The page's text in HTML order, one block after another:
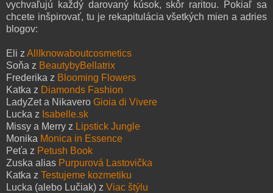
vychvaľujú každý darovaný kúsok, skôr raritou. Pokiaľ sa
chcete inšpirovať, tu je rekapitulácia všetkých mien a adries
blogov:
Eli z AllIknowaboutcosmetics
Soňa z BeautybyBellatrix
Frederika z Blooming Flowers
Katka z Diamonds Fashion
LadyZet a Nikavero Gioia di Vivere
Lucka z Isabelle.sk
Missy a Merry z Lipstick Jungle
Monika Monica in Essence
Peťa z Petush Book
Zuska alias Purpurová Lastovička
Katka z Testujeme kozmetiku
Lucka (alebo Lučiak) z Viac štýlu